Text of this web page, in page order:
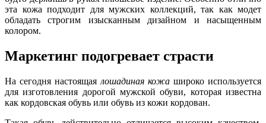
эта кожа подходит для мужских коллекций, так как модет
обладать строгим изысканным дизайном и насыщенным
колором.
Маркетинг подогревает страсти
На сегодня настоящая лошадиная кожа широко используется
для изготовления дорогой мужской обуви, которая известна
как кордовская обувь или обувь из кожи кордован.